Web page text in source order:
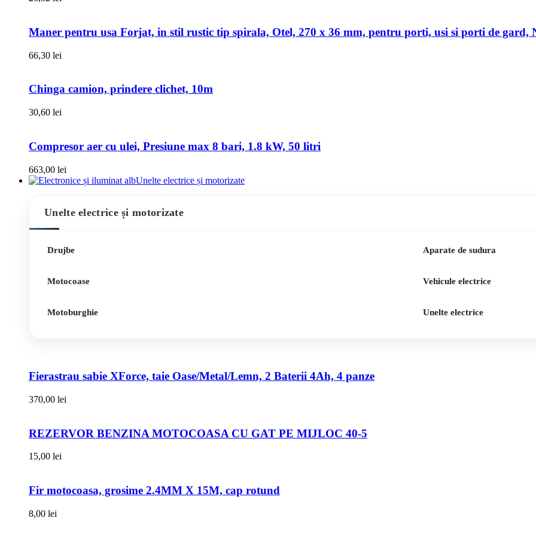
Maner pentru usa Forjat, in stil rustic tip spirala, Otel, 270 x 36 mm, pentru porti, usi si porti de gard,
66,30 lei
Chinga camion, prindere clichet, 10m
30,60 lei
Compresor aer cu ulei, Presiune max 8 bari, 1.8 kW, 50 litri
663,00 lei
Unelte electrice și motorizate
Unelte electrice și motorizate
Drujbe
Motocoase
Motoburghie
Aparate de sudura
Vehicule electrice
Unelte electrice
Fierastrau sabie XForce, taie Oase/Metal/Lemn, 2 Baterii 4Ah, 4 panze
370,00 lei
REZERVOR BENZINA MOTOCOASA CU GAT PE MIJLOC 40-5
15,00 lei
Fir motocoasa, grosime 2.4MM X 15M, cap rotund
8,00 lei